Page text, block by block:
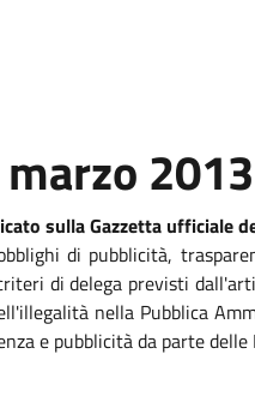
sulla Gazzetta ufficiale
di pubblicità,
di delega previsti
nella Pubblica
e pubblicità da parte